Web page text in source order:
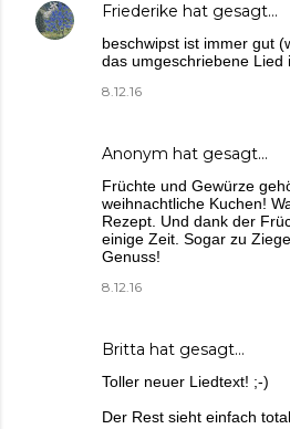
Friederike hat gesagt…
beschwipst ist immer gut
das umgeschriebene Lied
8.12.16
Anonym hat gesagt…
Früchte und Gewürze
weihnachtliche Kuchen!
Rezept. Und dank der
einige Zeit. Sogar zu
Genuss!
8.12.16
Britta hat gesagt…
Toller neuer Liedtext! ;-)
Der Rest sieht einfach